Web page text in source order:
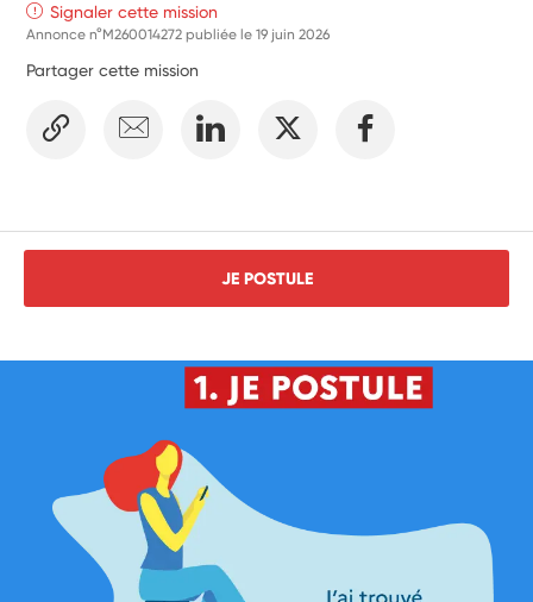
Signaler cette mission
Annonce n°M260014272 publiée le19 juin 2026
Partager cette mission
JE POSTULE